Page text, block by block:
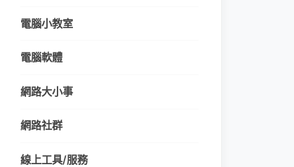
電腦小教室
電腦軟體
網路大小事
網路社群
線上工具/服務